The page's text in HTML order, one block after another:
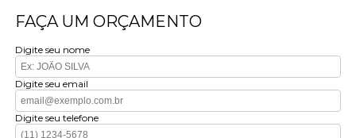
FAÇA UM ORÇAMENTO
Digite seu nome
Digite seu email
Digite seu telefone